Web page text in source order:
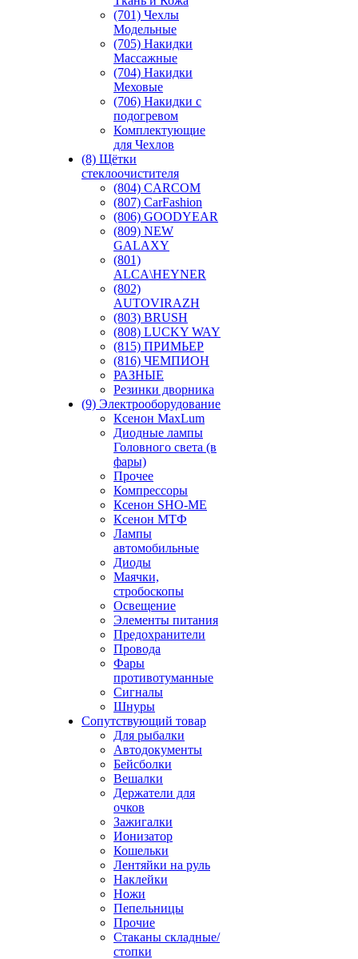
(701) Чехлы
Модельные
(705) Накидки
Массажные
(704) Накидки
Меховые
(706) Накидки с
подогревом
Комплектующие
для Чехлов
(8) Щётки
стеклоочистителя
(804) CARCOM
(807) CarFashion
(806) GOODYEAR
(809) NEW
GALAXY
(801)
ALCA\HEYNER
(802)
AUTOVIRAZH
(803) BRUSH
(808) LUCKY WAY
(815) ПРИМЬЕР
(816) ЧЕМПИОН
РАЗНЫЕ
Резинки дворника
(9) Электрооборудование
Ксенон MaxLum
Диодные лампы
Головного света (в
фары)
Прочее
Компрессоры
Ксенон SHO-ME
Ксенон МТФ
Лампы
автомобильные
Диоды
Маячки,
стробоскопы
Освещение
Элементы питания
Предохранители
Провода
Фары
противотуманные
Сигналы
Шнуры
Сопутствующий товар
Для рыбалки
Автодокументы
Бейсболки
Вешалки
Держатели для
очков
Зажигалки
Ионизатор
Кошельки
Лентяйки на руль
Наклейки
Ножи
Пепельницы
Прочие
Стаканы складные/
стопки